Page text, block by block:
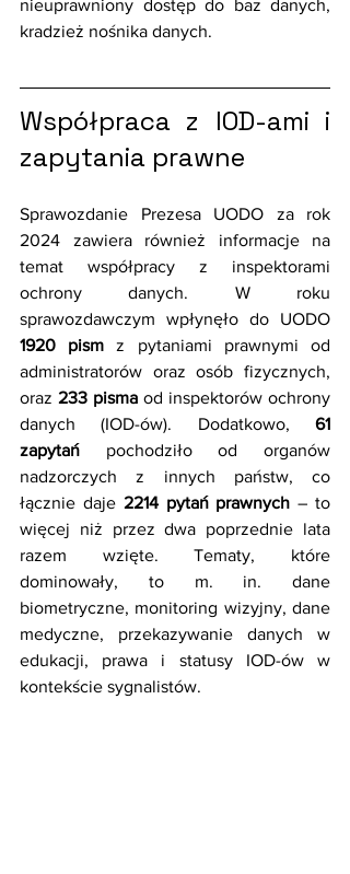
nieuprawniony dostęp do baz danych,
kradzież nośnika danych.
Współpraca z IOD-ami i
zapytania prawne
Sprawozdanie Prezesa UODO za rok
2024 zawiera również informacje na
temat współpracy z inspektorami
ochrony danych. W roku
1920 pism z pytaniami prawnymi od
administratorów oraz osób fizycznych,
oraz 233 pisma od inspektorów ochrony
danych (IOD-ów). Dodatkowo, 61
zapytań pochodziło od organów
nadzorczych z innych państw, co
łącznie daje 2214 pytań prawnych – to
więcej niż przez dwa poprzednie lata
razem wzięte. Tematy, które
dominowały, to m. in. dane
biometryczne, monitoring wizyjny, dane
medyczne, przekazywanie danych w
edukacji, prawa i statusy IOD-ów w
kontekście sygnalistów.